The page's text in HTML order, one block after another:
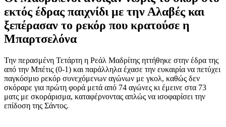
εκτός έδρας παιχνίδι με την Αλαβές και
ξεπέρασαν το ρεκόρ που κρατούσε η
Μπαρτσελόνα
Την περασμένη Τετάρτη η Ρεάλ Μαδρίτης ηττήθηκε στην έδρα της
από την Μπέτις (0-1) και παράλληλα έχασε την ευκαιρία να πετύχει
παγκόσμιο ρεκόρ συνεχόμενων αγώνων με γκολ, καθώς δεν
σκόραρε για πρώτη φορά μετά από 74 αγώνες κι έμεινε στα 73
ματς με σκοράρισμα, καταφέρνοντας απλώς να ισοφαρίσει την
επίδοση της Σάντος.